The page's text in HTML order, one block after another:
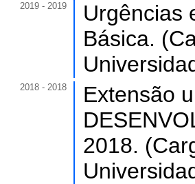
2019 - 2019
Urgências
Básica.
2018 - 2018
Extensão
2018.